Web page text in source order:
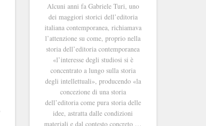
Alcuni anni fa Gabriele Turi, uno
dei maggiori storici dell’editoria
italiana contemporanea, richiamava
l’attenzione su come, proprio nella
storia dell’editoria contemporanea
«l’interesse degli studiosi si è
concentrato a lungo sulla storia
degli intellettuali», producendo «la
concezione di una storia
dell’editoria come pura storia delle
idee, astratta dalle condizioni
materiali e dal contesto concreto …